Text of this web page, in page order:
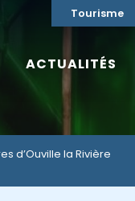
Tourisme
ACTUALITÉS
d’Ouville la Rivière